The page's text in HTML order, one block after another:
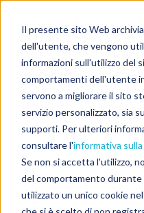
Il presente sito Web
dell'utente, che vengono
informazioni sull'utilizzo del
comportamenti dell'utente
servono a migliorare il sito
servizio personalizzato, sia
supporti. Per ulteriori
consultare l'informativa sulla
Se non si accetta l'utilizzo,
del comportamento durante
utilizzato un unico cookie
up at
Fispal